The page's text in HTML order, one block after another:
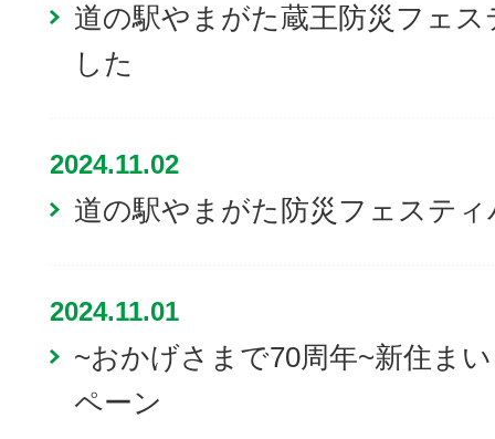
道の駅やまがた蔵王防災フェ
した
2024.11.02
道の駅やまがた防災フェステ
2024.11.01
~おかげさまで70周年~新住ま
ペーン